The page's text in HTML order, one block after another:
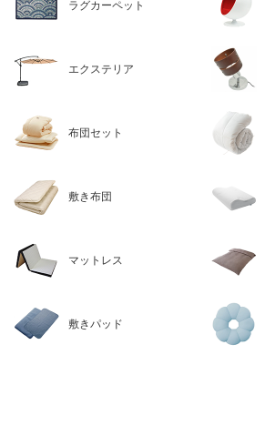
ラグカーペット
エクステリア
布団セット
敷き布団
マットレス
敷きパッド